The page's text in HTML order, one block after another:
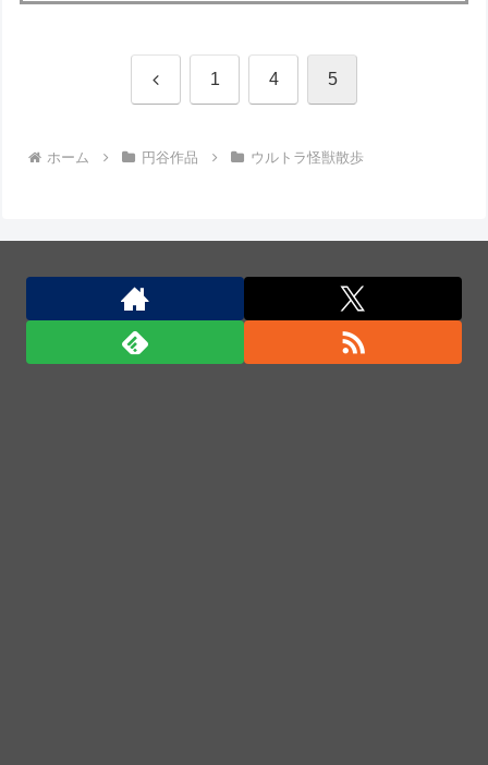
★【ワートリ】風間隊3人≒忍田単騎くらいのイメージかな
前 1 4 5
ホーム 円谷作品 ウルトラ怪獣散歩